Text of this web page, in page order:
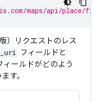
maps/api/place/
）リクエストのレス
フィールドと
ィールドがどのよう
す。